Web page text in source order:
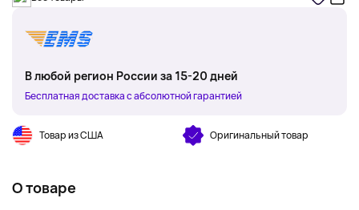
В любой регион России за 15-20 дней
Бесплатная доставка с абсолютной гарантией
Товар из США Оригинальный товар
О товаре